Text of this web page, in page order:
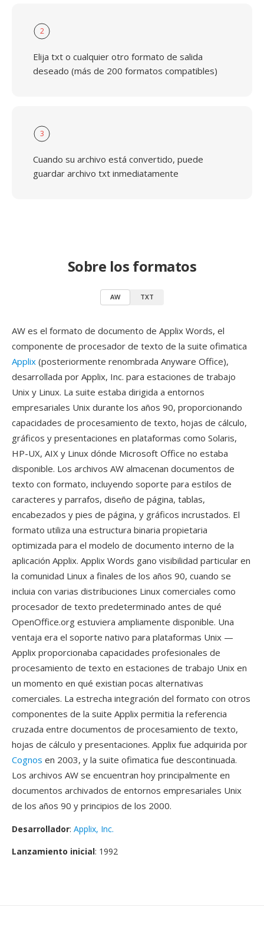
2
Elija txt o cualquier otro formato de salida
deseado (más de 200 formatos compatibles)
3
Cuando su archivo está convertido, puede
guardar archivo txt inmediatamente
Sobre los formatos
AW TXT
AW es el formato de documento de Applix Words, el
componente de procesador de texto de la suite ofimatica
Applix (posteriormente renombrada Anyware Office),
desarrollada por Applix, Inc. para estaciones de trabajo
Unix y Linux. La suite estaba dirigida a entornos
empresariales Unix durante los años 90, proporcionando
capacidades de procesamiento de texto, hojas de cálculo,
gráficos y presentaciones en plataformas como Solaris,
HP-UX, AIX y Linux dónde Microsoft Office no estaba
disponible. Los archivos AW almacenan documentos de
texto con formato, incluyendo soporte para estilos de
caracteres y parrafos, diseño de página, tablas,
encabezados y pies de página, y gráficos incrustados. El
formato utiliza una estructura binaria propietaria
optimizada para el modelo de documento interno de la
aplicación Applix. Applix Words gano visibilidad particular en
la comunidad Linux a finales de los años 90, cuando se
incluia con varias distribuciones Linux comerciales como
procesador de texto predeterminado antes de qué
OpenOffice.org estuviera ampliamente disponible. Una
ventaja era el soporte nativo para plataformas Unix —
Applix proporcionaba capacidades profesionales de
procesamiento de texto en estaciones de trabajo Unix en
un momento en qué existian pocas alternativas
comerciales. La estrecha integración del formato con otros
componentes de la suite Applix permitia la referencia
cruzada entre documentos de procesamiento de texto,
hojas de cálculo y presentaciones. Applix fue adquirida por
Cognos en 2003, y la suite ofimatica fue descontinuada.
Los archivos AW se encuentran hoy principalmente en
documentos archivados de entornos empresariales Unix
de los años 90 y principios de los 2000.
Desarrollador: Applix, Inc.
Lanzamiento inicial: 1992